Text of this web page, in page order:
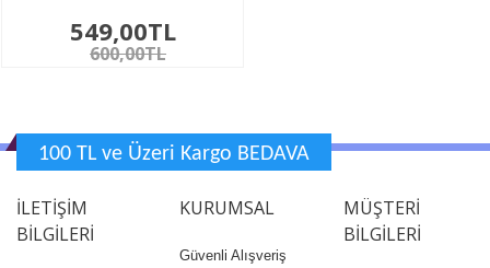
549,00TL
600,00TL
100 TL ve Üzeri Kargo BEDAVA
İLETİŞİM
BİLGİLERİ
KURUMSAL
Güvenli Alışveriş
MÜŞTERİ
BİLGİLERİ